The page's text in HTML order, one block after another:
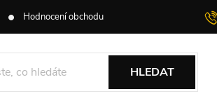
Hodnocení obchodu
HLEDAT